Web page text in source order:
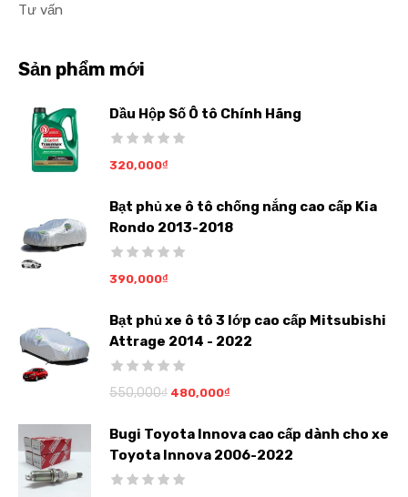
Tư vấn
Sản phẩm mới
Dầu Hộp Số Ô tô Chính Hãng
320,000₫
Bạt phủ xe ô tô chống nắng cao cấp Kia
Rondo 2013-2018
390,000₫
Bạt phủ xe ô tô 3 lớp cao cấp Mitsubishi
Attrage 2014 - 2022
550,000₫ 480,000₫
Bugi Toyota Innova cao cấp dành cho xe
Toyota Innova 2006-2022